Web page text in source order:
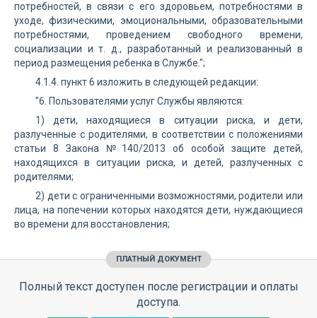
потребностей, в связи с его здоровьем, потребностями в
уходе, физическими, эмоциональными, образовательными
потребностями, проведением свободного времени,
социализации и т. д., разработанный и реализованный в
период размещения ребенка в Службе.";
4.1.4. пункт 6 изложить в следующей редакции:
"6. Пользователями услуг Службы являются:
1) дети, находящиеся в ситуации риска, и дети,
разлученные с родителями, в соответствии с положениями
статьи 8 Закона №140/2013 об особой защите детей,
находящихся в ситуации риска, и детей, разлученных с
родителями;
2) дети с ограниченными возможностями, родители или
лица, на попечении которых находятся дети, нуждающиеся
во времени для восстановления;
ПЛАТНЫЙ ДОКУМЕНТ
Полный текст доступен после регистрации и оплаты
доступа.